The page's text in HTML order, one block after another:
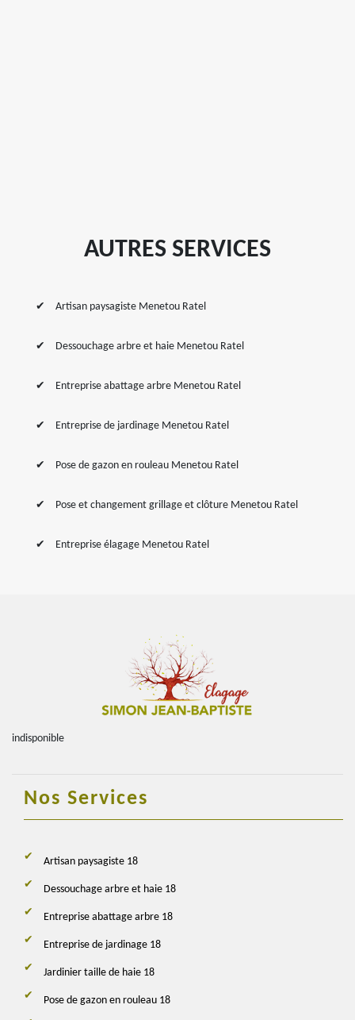
AUTRES SERVICES
Artisan paysagiste Menetou Ratel
Dessouchage arbre et haie Menetou Ratel
Entreprise abattage arbre Menetou Ratel
Entreprise de jardinage Menetou Ratel
Pose de gazon en rouleau Menetou Ratel
Pose et changement grillage et clôture Menetou Ratel
Entreprise élagage Menetou Ratel
indisponible
Nos Services
Artisan paysagiste 18
Dessouchage arbre et haie 18
Entreprise abattage arbre 18
Entreprise de jardinage 18
Jardinier taille de haie 18
Pose de gazon en rouleau 18